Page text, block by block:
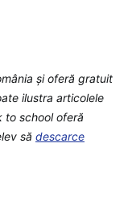
şi oferă gratuit
ilustra articolele
to school oferă
să descarce